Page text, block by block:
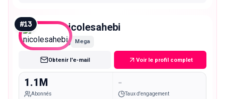
#13 nicolesahebi
Mega
Obtenir l'e-mail Voir le profil complet
1.1M
Abonnés
-
Taux d'engagement